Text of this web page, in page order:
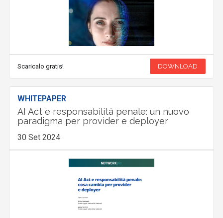
Scaricalo gratis! DOWNLOAD
WHITEPAPER
AI Act e responsabilità penale: un nuovo
paradigma per provider e deployer
30 Set 2024